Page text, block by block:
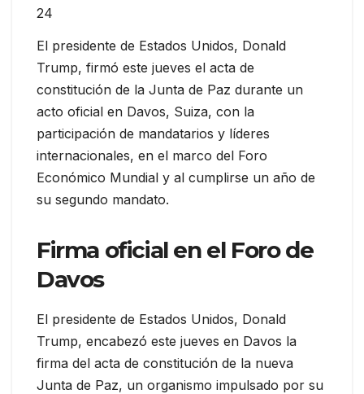
24
El presidente de Estados Unidos, Donald
Trump, firmó este jueves el acta de
constitución de la Junta de Paz durante un
acto oficial en Davos, Suiza, con la
participación de mandatarios y líderes
internacionales, en el marco del Foro
Económico Mundial y al cumplirse un año de
su segundo mandato.
Firma oficial en el Foro de
Davos
El presidente de Estados Unidos, Donald
Trump, encabezó este jueves en Davos la
firma del acta de constitución de la nueva
Junta de Paz, un organismo impulsado por su